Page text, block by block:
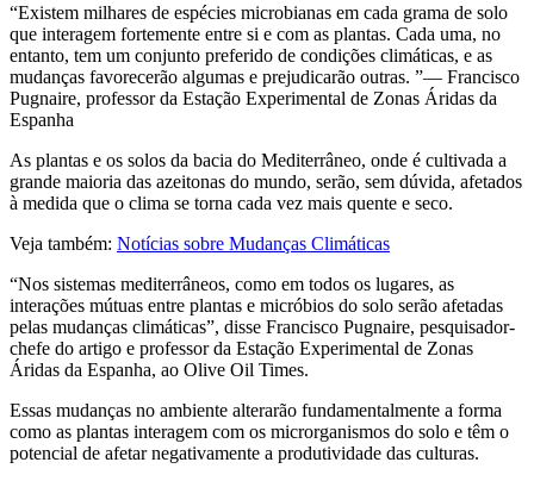
Existem milhares de espécies microbianas em cada grama de solo
que interagem fortemente entre si e com as plantas. Cada uma, no
entanto, tem um conjunto preferido de condições climáticas, e as
mudanças favorecerão algumas e prejudicarão outras.
— Francisco
Pugnaire, professor da Estação Experimental de Zonas Áridas da
Espanha
As plantas e os solos da bacia do Mediterrâneo, onde é cultivada a
grande maioria das azeitonas do mundo, serão, sem dúvida, afetados
à medida que o clima se torna cada vez mais quente e seco.
Veja também: Notícias sobre Mudanças Climáticas
“Nos sistemas mediterrâneos, como em todos os lugares, as
interações mútuas entre plantas e micróbios do solo serão afetadas
pelas mudanças climáticas”, disse Francisco Pugnaire, pesquisador-
chefe do artigo e professor da Estação Experimental de Zonas
Áridas da Espanha, ao Olive Oil Times.
Essas mudanças no ambiente alterarão fundamentalmente a forma
como as plantas interagem com os microrganismos do solo e têm o
potencial de afetar negativamente a produtividade das culturas.